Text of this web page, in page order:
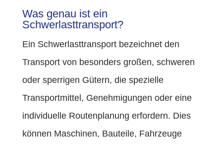
Was genau ist ein
Schwerlasttransport?
Ein Schwerlasttransport bezeichnet den
Transport von besonders großen, schweren
oder sperrigen Gütern, die spezielle
Transportmittel, Genehmigungen oder eine
individuelle Routenplanung erfordern. Dies
können Maschinen, Bauteile, Fahrzeuge